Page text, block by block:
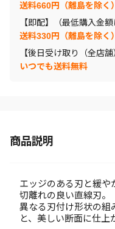
送料660円（離島を除く
【即配】（最低購入金
送料330円（離島を除く
【後日受け取り（全店舗
いつでも送料無料
商品説明
エッジのある刃と緩や
切離れの良い直線刃。
異なる刃付け形状の組
と、美しい断面に仕上